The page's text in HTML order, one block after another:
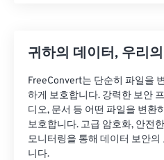
귀하의 데이터, 우리
FreeConvert는 단순히 파일을
하게 보호합니다. 강력한 보안
디오, 문서 등 어떤 파일을 변환
보호합니다. 고급 암호화, 안전
모니터링을 통해 데이터 보안
니다.